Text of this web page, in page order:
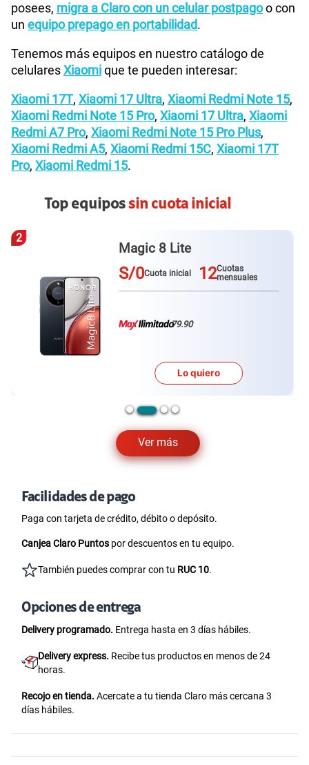
posees, migra a Claro con un celular postpagoo con
un equipo prepago en portabilidad.
Tenemos más equipos en nuestro catálogo de
celularesXiaomique te pueden interesar:
Xiaomi 17T, Xiaomi 17 Ultra, Xiaomi Redmi Note 15,
Xiaomi Redmi Note 15 Pro, Xiaomi 17 Ultra, Xiaomi
Redmi A7 Pro, Xiaomi Redmi Note 15 Pro Plus,
Xiaomi Redmi A5, Xiaomi Redmi 15C, Xiaomi 17T
Pro, Xiaomi Redmi 15.
Top equipossin cuota inicial
Ver más
2
Magic 8 Lite
S/0Cuota inicial 12Cuotas
mensuales
79.90
Lo quiero
Facilidades de pago
Paga con tarjeta de crédito, débito o depósito.
Canjea Claro Puntos por descuentos en tu equipo.
También puedes comprar con tu RUC 10.
Opciones de entrega
Delivery programado. Entrega hasta en 3 días hábiles.
Delivery express. Recibe tus productos en menos de 24
horas.
Recojo en tienda. Acercate a tu tienda Claro más cercana 3
días hábiles.